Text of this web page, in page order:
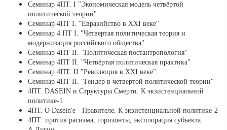
Семинар 4ПТ. I "Экономическая модель четвёртой
политической теории"
Семинар 4ПT I. "Евразийство в XXI веке"
Cеминар 4 ПТ I. "Четвертая политическая теория и
модернизация российского общества"
Cеминар 4ПТ II. "Политическая постантропология"
Семинар 4ПТ II. "Четвёртая политическая практика"
Семинар 4ПТ. II "Революция в XXI веке"
Семинар 4ПТ II. "Гендер в четвертой политической теории"
4ПТ. DASEIN и Структуры Смерти. К экзистенциальной
политике-1
4ПТ. О Dasein'е - Правителе. К экзистенциальной политике-2
4ПТ: против расизма, горизонты, эксплорация субъекта.